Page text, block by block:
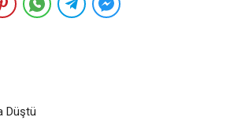
Düştü